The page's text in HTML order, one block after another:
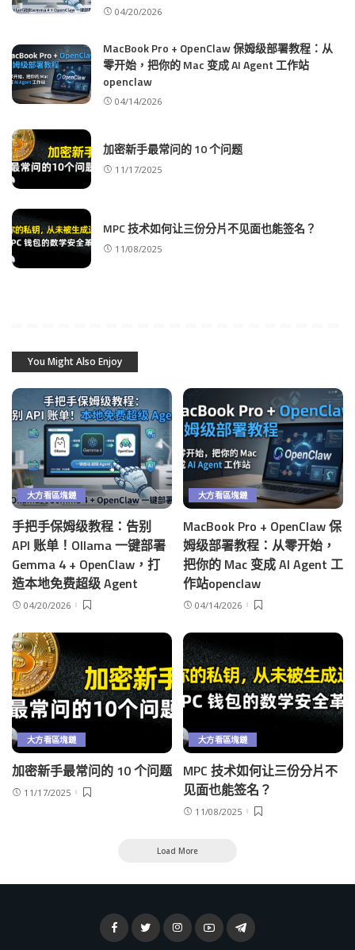
04/20/2026
MacBook Pro + OpenClaw 保姆级部署教程：从
零开始，把你的 Mac 变成 AI Agent 工作站
openclaw
04/14/2026
加密新手最常问的 10 个问题
11/17/2025
MPC 技术如何让三份分片不见面也能签名？
11/08/2025
You Might Also Enjoy
大方看區塊鏈
手把手保姆级教程：告别
API 账单！Ollama 一键部署
Gemma 4 + OpenClaw，打
造本地免费超级 Agent
04/20/2026
大方看區塊鏈
MacBook Pro + OpenClaw 保
姆级部署教程：从零开始，
把你的 Mac 变成 AI Agent 工
作站openclaw
04/14/2026
大方看區塊鏈
加密新手最常问的 10 个问题
11/17/2025
大方看區塊鏈
MPC 技术如何让三份分片不
见面也能签名？
11/08/2025
Load More